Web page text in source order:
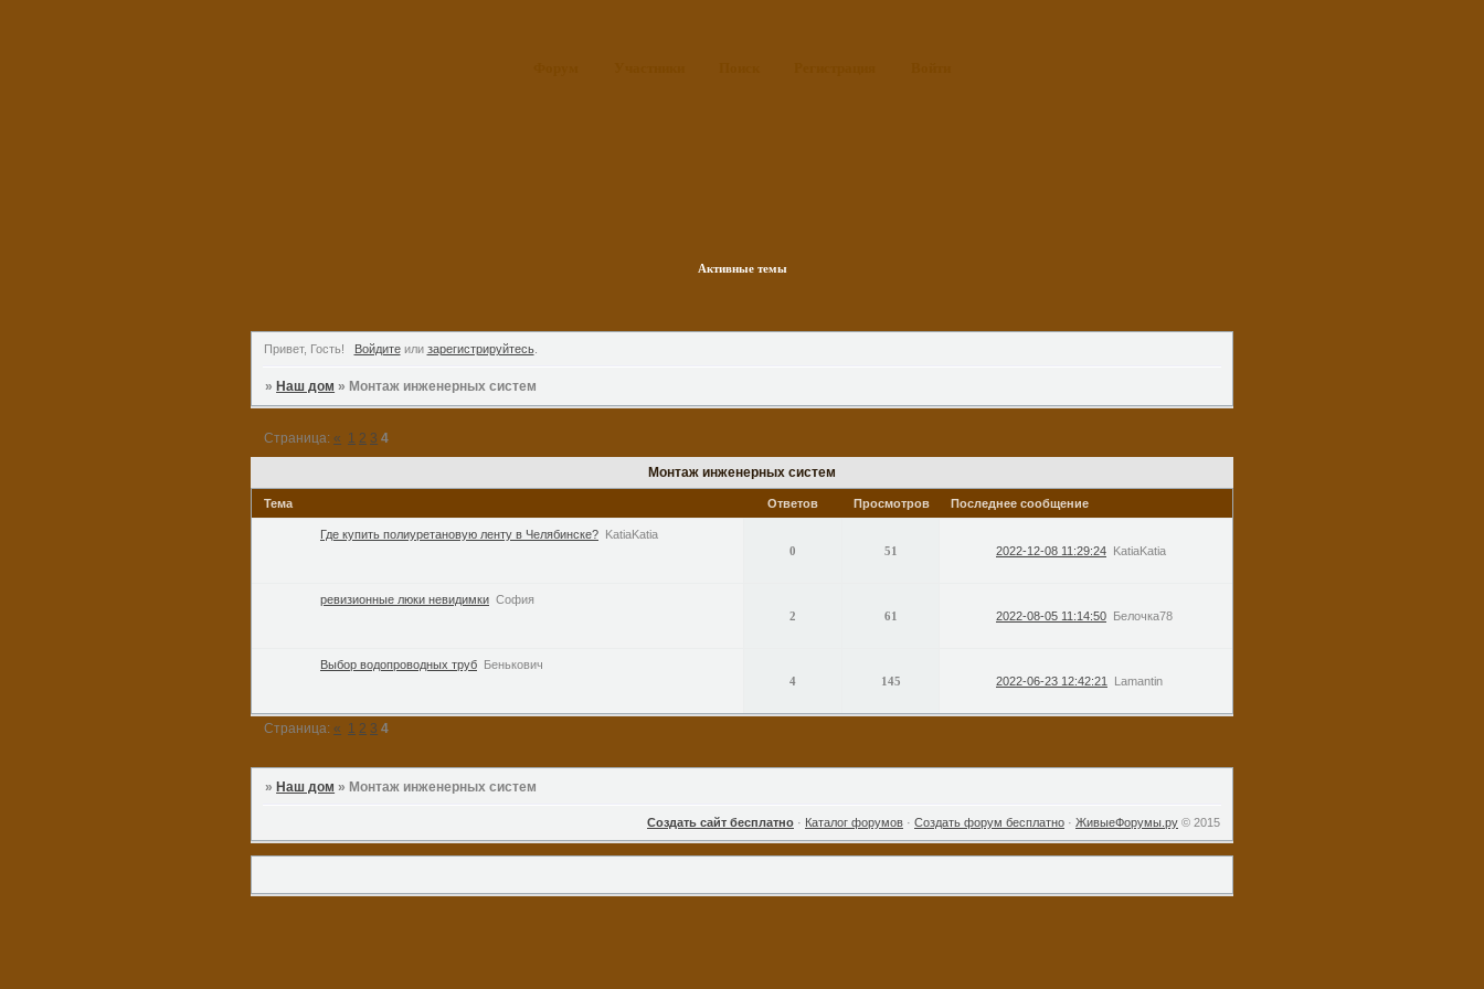
Активные темы
Привет, Гость! Войдитеили зарегистрируйтесь.
»Наш дом »Монтаж инженерных систем
Монтаж инженерных систем
Страница:« 1 2 3 4
Тема Ответов Просмотров Последнее сообщение
Где купить полиуретановую ленту в Челябинске? KatiaKatia
0
51 2022-12-08 11:29:24 KatiaKatia
ревизионные люки невидимки София
2
61 2022-08-05 11:14:50 Белочка78
Выбор водопроводных труб Бенькович
4
145 2022-06-23 12:42:21 Lamantin
Страница:« 1 2 3 4
» Наш дом » Монтаж инженерных систем
Создать сайт бесплатно · Каталог форумов · Создать форум бесплатно · ЖивыеФорумы.ру © 2015